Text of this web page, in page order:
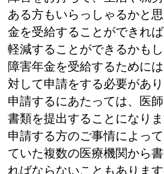
ある方もいらっしゃるかと
金を受給することができれ
軽減することができるかもし
障害年金を受給するために
対して申請をする必要があり
申請するにあたっては、医
書類を提出することになりま
申請する方のご事情によっ
ていた複数の医療機関から
ればならないこともありま